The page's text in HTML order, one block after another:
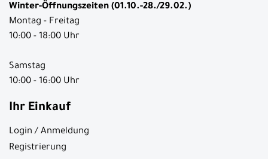
Winter-Öffnungszeiten (01.10.-28./29.02.)
Montag - Freitag
10:00 - 18:00 Uhr
Samstag
10:00 - 16:00 Uhr
Ihr Einkauf
Login / Anmeldung
Registrierung